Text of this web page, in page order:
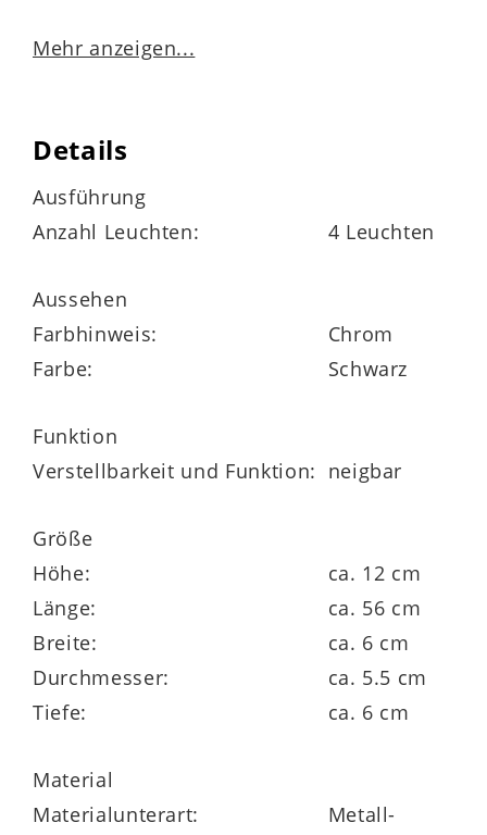
Leuchtmittel nicht enthalten
maximale Leistungsaufnahme 35 Watt
230 Volt Spannung
Schutzgrad IP20, Schutzklasse 2
Maße
Leuchtenserie
Mehr anzeigen...
Details
Ausführung
Anzahl Leuchten:
4 Leuchten
Aussehen
Farbhinweis:
Chrom
Farbe:
Schwarz
Funktion
Verstellbarkeit und Funktion: neigbar
Größe
Höhe:
ca. 12 cm
Länge:
ca. 56 cm
Breite:
ca. 6 cm
Durchmesser:
ca. 5.5 cm
Tiefe:
ca. 6 cm
Material
Materialunterart:
Metall-